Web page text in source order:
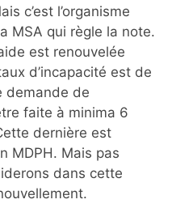
c’est l’organisme
MSA qui règle la note.
est renouvelée
d’incapacité est de
demande de
faite à minima 6
dernière est
MDPH. Mais pas
dans cette